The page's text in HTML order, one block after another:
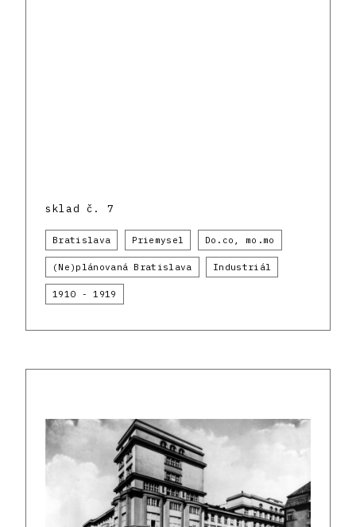
sklad č. 7
Bratislava Priemysel Do.co, mo.mo
(Ne)plánovaná Bratislava Industriál
1910 - 1919